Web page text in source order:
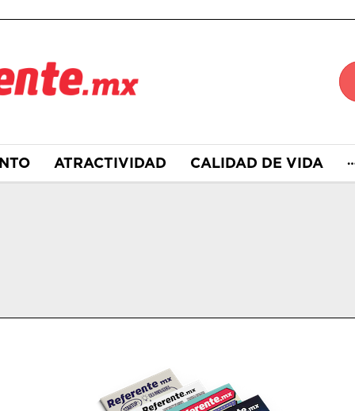
ATRACTIVIDAD CALIDAD DE VIDA